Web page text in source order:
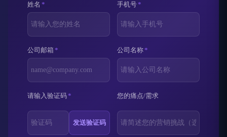
姓名 * 手机号*
公司邮箱* 公司名称*
请输入验证码*
发送验证码
您的痛点/需求